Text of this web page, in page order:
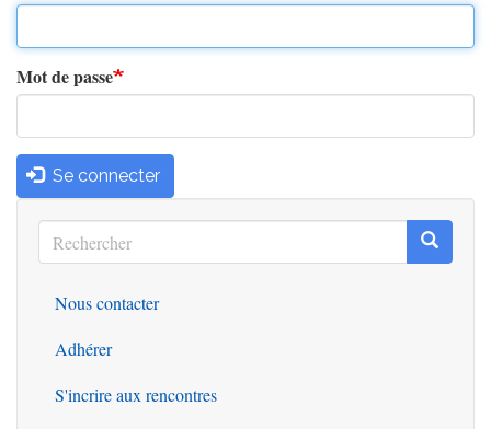
Mot de passe
Se connecter
Rechercher
Rechercher
Outils
Nous contacter
Adhérer
S'incrire aux rencontres